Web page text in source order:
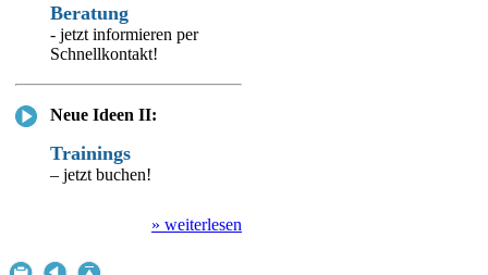
Beratung
- jetzt informieren per
Schnellkontakt!
Neue Ideen II:
Trainings
– jetzt buchen!
» weiterlesen